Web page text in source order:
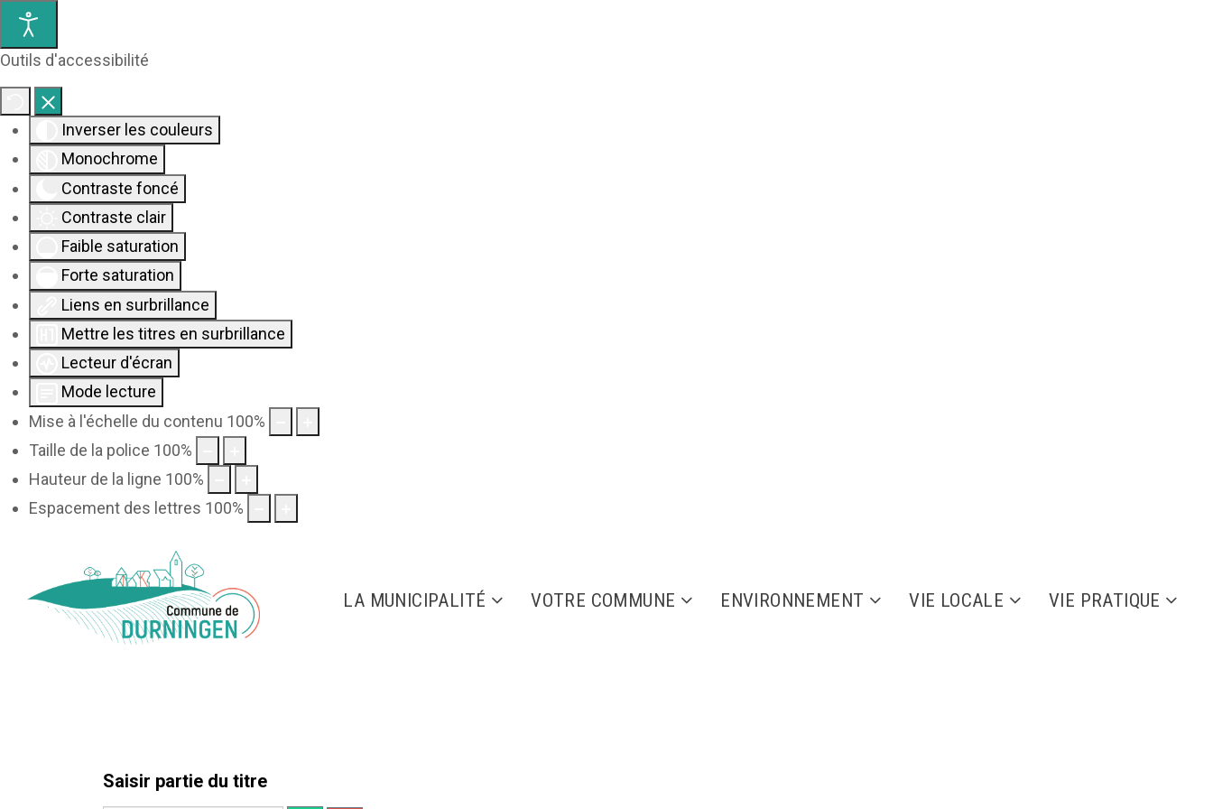
Outils d'accessibilité
Inverser les couleurs
Monochrome
Contraste foncé
Contraste clair
Faible saturation
Forte saturation
Liens en surbrillance
Mettre les titres en surbrillance
Lecteur d'écran
Mode lecture
Mise à l'échelle du contenu 100%
Taille de la police 100%
Hauteur de la ligne 100%
Espacement des lettres 100%
LA MUNICIPALITÉ VOTRE COMMUNE ENVIRONNEMENT VIE LOCALE VIE PRATIQUE
Saisir partie du titre